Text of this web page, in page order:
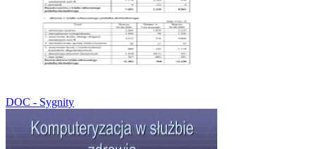
DOC - Sygnity